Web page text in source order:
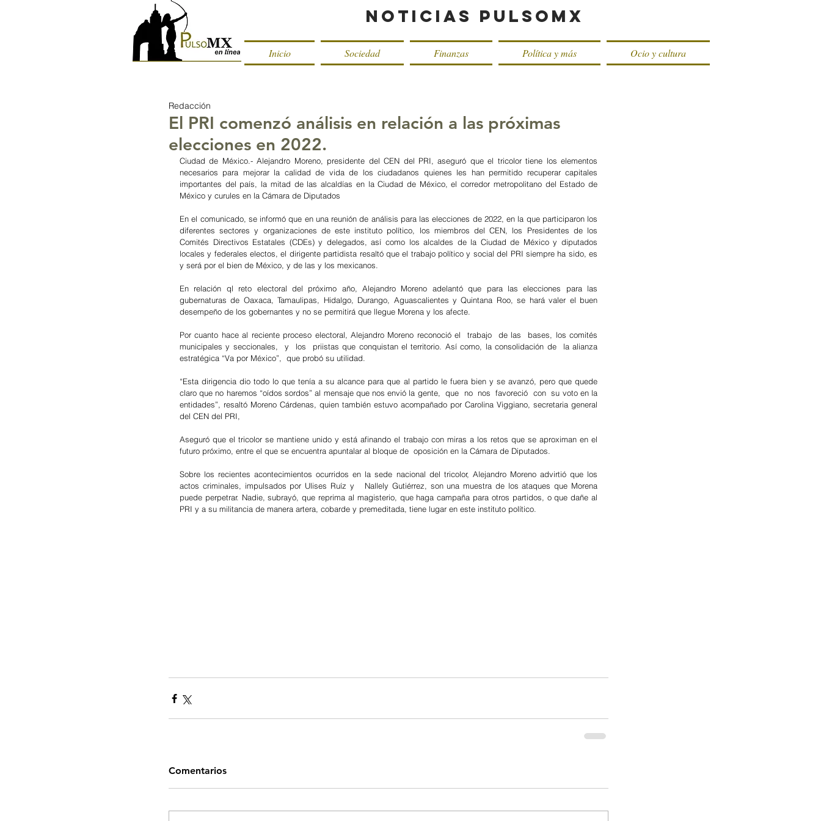
Noticias PulsoMX
Inicio Sociedad Finanzas Política y más Ocio y cultura
El PRI comenzó análisis en relación a las próximas
elecciones en 2022.
Redacción
Ciudad de México.- Alejandro Moreno, presidente del CEN del PRI, aseguró que el tricolor tiene los elementos
necesarios para mejorar la calidad de vida de los ciudadanos quienes les han permitido recuperar capitales
importantes del país, la mitad de las alcaldías en la Ciudad de México, el corredor metropolitano del Estado de
México y curules en la Cámara de Diputados
En el comunicado, se informó que en una reunión de análisis para las elecciones de 2022, en la que participaron los
diferentes sectores y organizaciones de este instituto político, los miembros del CEN, los Presidentes de los
Comités Directivos Estatales (CDEs) y delegados, así como los alcaldes de la Ciudad de México y diputados
locales y federales electos, el dirigente partidista resaltó que el trabajo político y social del PRI siempre ha sido, es
y será por el bien de México, y de las y los mexicanos.
En relación ql reto electoral del próximo año, Alejandro Moreno adelantó que para las elecciones para las
gubernaturas de Oaxaca, Tamaulipas, Hidalgo, Durango, Aguascalientes y Quintana Roo, se hará valer el buen
desempeño de los gobernantes y no se permitirá que llegue Morena y los afecte.
Por cuanto hace al reciente proceso electoral, Alejandro Moreno reconoció el  trabajo  de las  bases, los comités
municipales y seccionales,  y  los  priistas que conquistan el territorio. Así como, la consolidación de  la alianza
estratégica “Va por México”,  que probó su utilidad.
“Esta dirigencia dio todo lo que tenía a su alcance para que al partido le fuera bien y se avanzó, pero que quede
claro que no haremos “oídos sordos” al mensaje que nos envió la gente,  que  no  nos  favoreció  con  su voto en la
entidades”, resaltó Moreno Cárdenas, quien también estuvo acompañado por Carolina Viggiano, secretaria general
del CEN del PRI,
Aseguró que el tricolor se mantiene unido y está afinando el trabajo con miras a los retos que se aproximan en el
futuro próximo, entre el que se encuentra apuntalar al bloque de  oposición en la Cámara de Diputados.
Sobre los recientes acontecimientos ocurridos en la sede nacional del tricolor, Alejandro Moreno advirtió que los
actos criminales, impulsados por Ulises Ruíz y   Nallely Gutiérrez, son una muestra de los ataques que Morena
puede perpetrar. Nadie, subrayó, que reprima al magisterio, que haga campaña para otros partidos, o que dañe al
PRI y a su militancia de manera artera, cobarde y premeditada, tiene lugar en este instituto político.
Comentarios